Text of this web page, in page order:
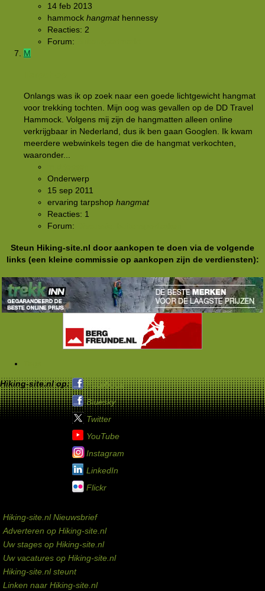
14 feb 2013
hammock hangmat hennessy
Reacties: 2
Forum:
M
Onlangs was ik op zoek naar een goede lichtgewicht hangmat
voor trekking tochten. Mijn oog was gevallen op de DD Travel
Hammock. Volgens mij zijn de hangmatten alleen online
verkrijgbaar in Nederland, dus ik ben gaan Googlen. Ik kwam
meerdere webwinkels tegen die de hangmat verkochten,
waaronder...
Onderwerp
15 sep 2011
ervaring tarpshop hangmat
Reacties: 1
Forum:
Steun Hiking-site.nl door aankopen te doen via de volgende
links (een kleine commissie op aankopen zijn de verdiensten):
Hiking-site.nl op:
Facebook
Bluesky
Twitter
YouTube
Instagram
LinkedIn
Flickr
Hiking-site.nl Nieuwsbrief
Adverteren op Hiking-site.nl
Uw stages op Hiking-site.nl
Uw vacatures op Hiking-site.nl
Hiking-site.nl steunt
Linken naar Hiking-site.nl